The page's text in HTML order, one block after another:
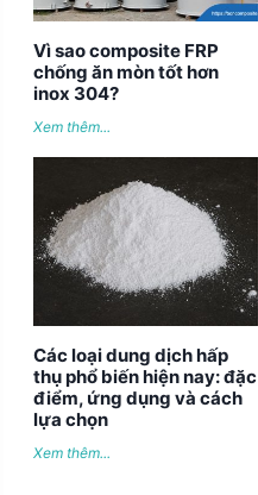
Vì sao composite FRP
chống ăn mòn tốt hơn
inox 304?
Xem thêm...
Các loại dung dịch hấp
thụ phổ biến hiện nay: đặc
điểm, ứng dụng và cách
lựa chọn
Xem thêm...